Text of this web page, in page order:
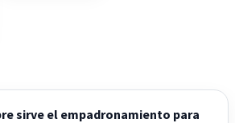
sirve el empadronamiento para